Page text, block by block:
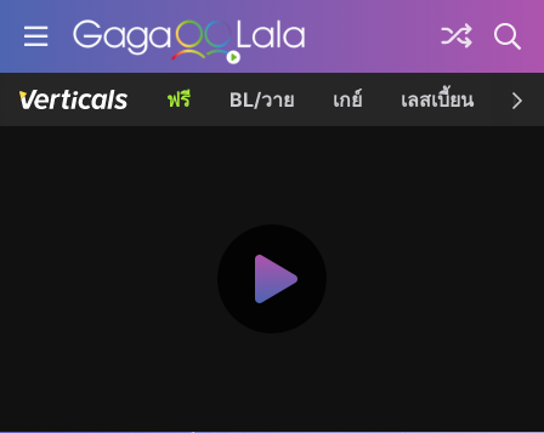
ฟรี BL/วาย เกย์ เลสเบี้ยน เค